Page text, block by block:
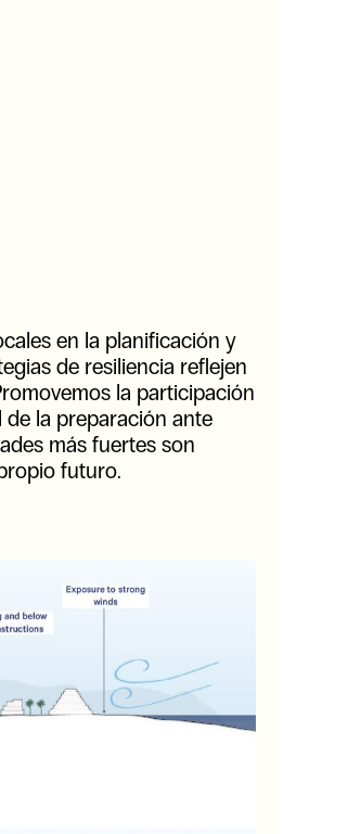
en la planificación y
de resiliencia reflejen
la participación
la preparación ante
más fuertes son
futuro.